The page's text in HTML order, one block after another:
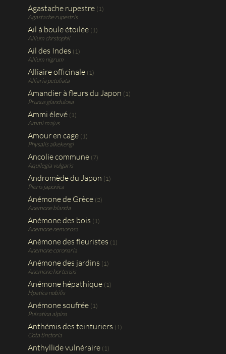
Agastache rupestre (1)
Agastache rupestris
Ail à boule étoilée (1)
Allium chrstophii
Ail des Indes (1)
Allium nigrum
Alliaire officinale (1)
Alliaria petoliata
Amandier à fleurs du Japon (1)
Prunus glandulosa
Ammi élevé (1)
Ammi majus
Amour en cage (1)
Physalis alkekengi
Ancolie commune (7)
Aquilegia vulgaris
Andromède du Japon (1)
Pieris japonica
Anémone de Grèce (2)
Anemone blanda
Anémone des bois (1)
Anemone nemorosa
Anémone des fleuristes (1)
Anemone coronaria
Anémone des jardins (1)
Anemone hortensis
Anémone hépathique (1)
Hpatica nobilis
Anémone soufrée (1)
Pulsatina alpina
Anthémis des teinturiers (1)
Cota tinctoria
Anthyllide vulnéraire (1)